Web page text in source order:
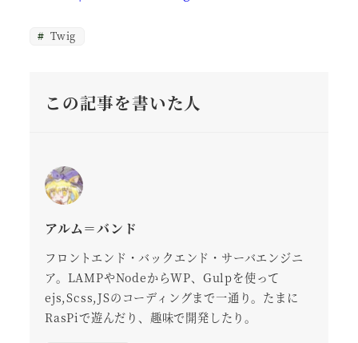
Twig
この記事を書いた人
アルム＝バンド
フロントエンド・バックエンド・サーバエンジニ
ア。LAMPやNodeからWP、Gulpを使って
ejs,Scss,JSのコーディングまで一通り。たまに
RasPiで遊んだり、趣味で開発したり。